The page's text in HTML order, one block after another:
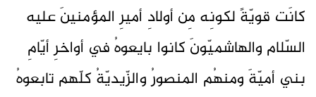
كانَت قويّةً لكونِه مِن أولادِ أميرِ المؤمنينَ عليه
السّلام والهاشميّونَ كانوا بايعوهُ في أواخرِ أيّامِ
بني أميّةَ ومنهُم المنصورُ والزّيديّةُ كلّهم تابعوهُ